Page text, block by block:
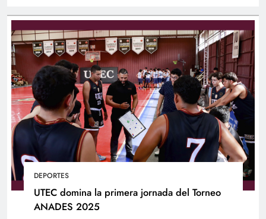
DEPORTES
UTEC domina la primera jornada del Torneo
ANADES 2025